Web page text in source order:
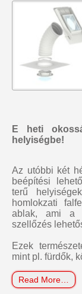
E heti
helyiségbe!
Az utóbbi két
beépítési
terű
homlokzati
ablak, ami a
szellőzés
Ezek
mint pl. fürdők,
Read More…